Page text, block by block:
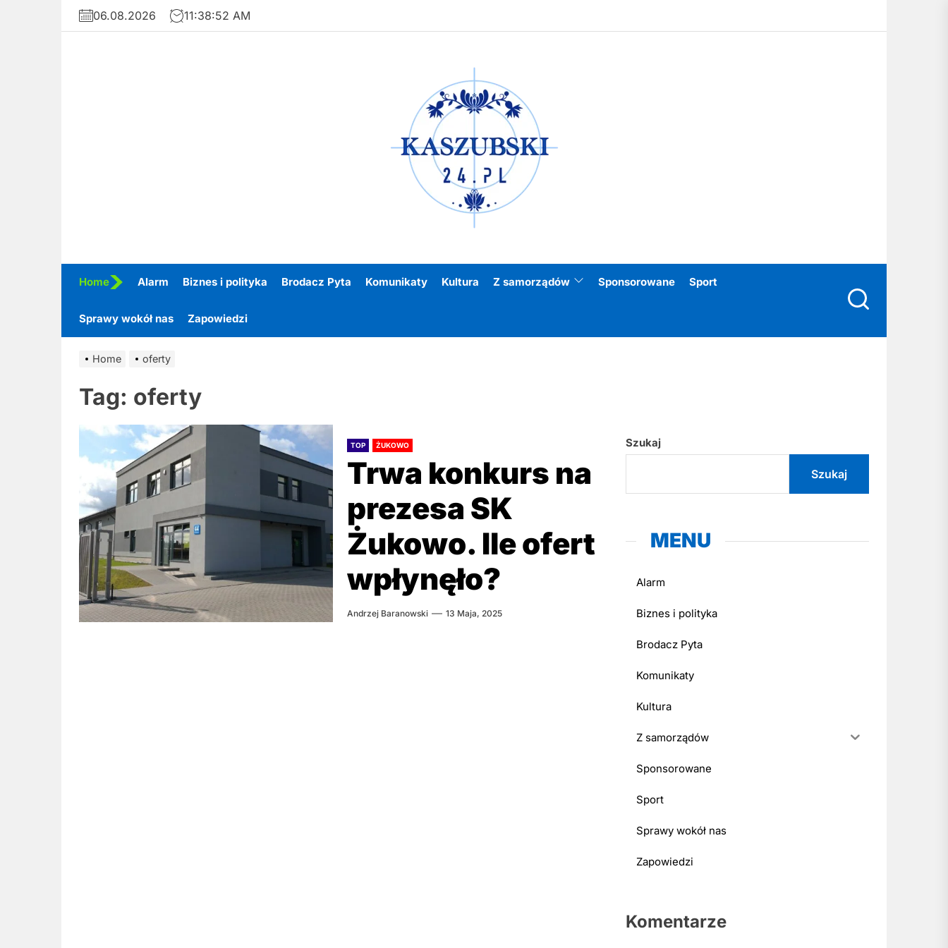
Skip
06.08.2026 11:38:53 AM
Home Alarm Biznes i polityka Brodacz Pyta Komunikaty Kultura Z samorządów Sponsorowane Sport
Sprawy wokół nas Zapowiedzi
Home oferty
Tag: oferty
TOP ŻUKOWO
Trwa konkurs na
prezesa SK
Żukowo. Ile ofert
wpłynęło?
Andrzej Baranowski 13 Maja, 2025
Szukaj
Szukaj
MENU
Alarm
Biznes i polityka
Brodacz Pyta
Komunikaty
Kultura
Z samorządów
Sponsorowane
Sport
Sprawy wokół nas
Zapowiedzi
Komentarze